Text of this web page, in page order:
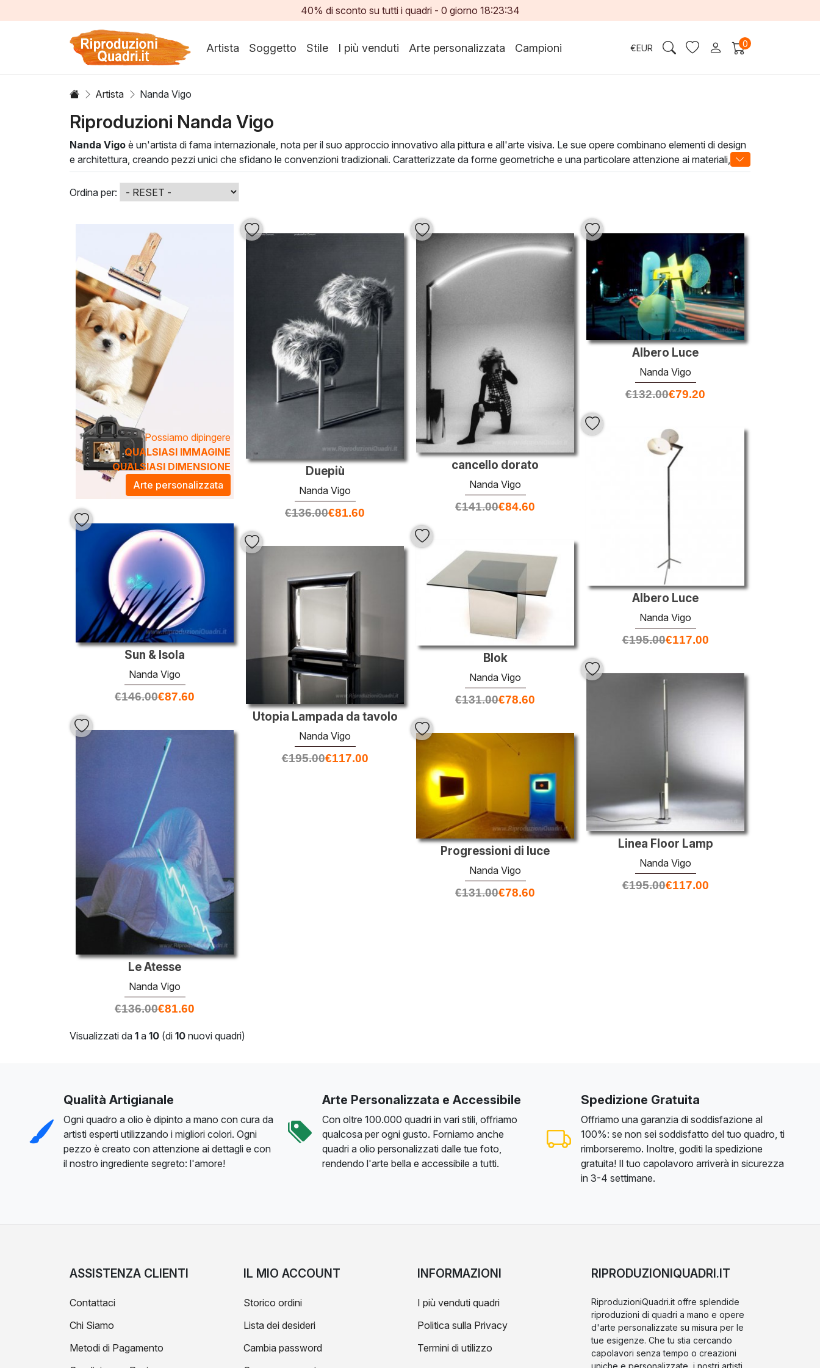
40% di sconto su tutti i quadri - 0 giorno 18:23:33
Artista Soggetto Stile I più venduti Arte personalizzata Campioni €EUR 0
Artista Nanda Vigo
Riproduzioni Nanda Vigo
Nanda Vigo è un'artista di fama internazionale, nota per il suo approccio innovativo alla pittura e all'arte visiva. Le sue opere combinano elementi di design
e architettura, creando pezzi unici che sfidano le convenzioni tradizionali. Caratterizzate da forme geometriche e una particolare attenzione ai materiali, le
pitture di Vigo sono un omaggio alla modernità e alla ricerca estetica.
Ogniopera di Nanda Vigo
racconta una storia, trasformando ogni spazio in un ambiente artistico che invita alla riflessione. Grazie all'uso di colori vividi e
tecniche sofisticate, le sue creazioni non solo abbelliscono, ma danno vita a un'atmosfera distintiva e affascinante, rendendo ogni ambiente unico e
Ordina per:
Possiamo dipingere
QUALSIASI IMMAGINE
QUALSIASI DIMENSIONE
Arte personalizzata
Duepiù
Nanda Vigo
€136.00€81.60
cancello dorato
Nanda Vigo
€141.00€84.60
Albero Luce
Nanda Vigo
€132.00€79.20
Albero Luce
Nanda Vigo
€195.00€117.00
Sun & Isola
Nanda Vigo
€146.00€87.60
Blok
Nanda Vigo
€131.00€78.60
Utopia Lampada da tavolo
Nanda Vigo
€195.00€117.00
Linea Floor Lamp
Nanda Vigo
€195.00€117.00
Le Atesse
Nanda Vigo
€136.00€81.60
Progressioni di luce
Nanda Vigo
€131.00€78.60
Visualizzati da 1 a 10 (di 10 nuovi quadri)
Qualità Artigianale
Ogni quadro a olio è dipinto a mano con cura da
artisti esperti utilizzando i migliori colori. Ogni
pezzo è creato con attenzione ai dettagli e con
il nostro ingrediente segreto: l'amore!
Arte Personalizzata e Accessibile
Con oltre 100.000 quadri in vari stili, offriamo
qualcosa per ogni gusto. Forniamo anche
quadri a olio personalizzati dalle tue foto,
rendendo l'arte bella e accessibile a tutti.
Spedizione Gratuita
Offriamo una garanzia di soddisfazione al
100%: se non sei soddisfatto del tuo quadro, ti
rimborseremo. Inoltre, goditi la spedizione
gratuita! Il tuo capolavoro arriverà in sicurezza
in 3-4 settimane.
ASSISTENZA CLIENTI
Contattaci
Chi Siamo
Metodi di Pagamento
IL MIO ACCOUNT
Storico ordini
Lista dei desideri
Cambia password
INFORMAZIONI
I più venduti quadri
Politica sulla Privacy
Termini di utilizzo
RIPRODUZIONIQUADRI.IT
RiproduzioniQuadri.it offre splendide
riproduzioni di quadri a mano e opere
d'arte personalizzate su misura per le
tue esigenze. Che tu stia cercando
capolavori senza tempo o creazioni